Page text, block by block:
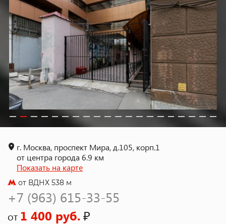
г. Москва, проспект Мира, д.105, корп.1
от центра города 6.9 км
Показать на карте
от ВДНХ 538 м
+7 (963) 615-33-55
от 1 400 руб.₽